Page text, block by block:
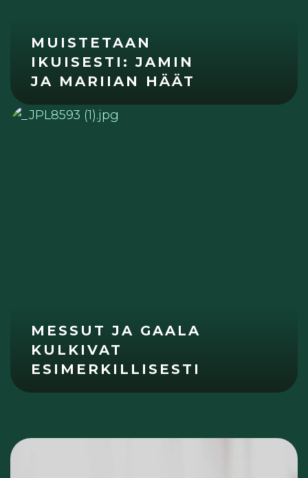
MUISTETAAN
IKUISESTI: JAMIN
JA MARIIAN HÄÄT
MESSUT JA GAALA
KULKIVAT
ESIMERKILLISESTI